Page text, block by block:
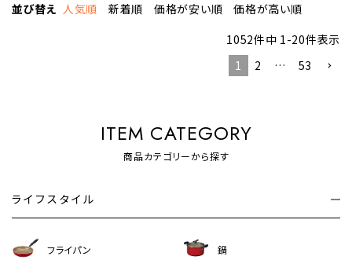
並び替え 人気順 新着順 価格が安い順
価格が高い順
1052件中 1-20件表示
1
2 … 53
ITEM CATEGORY
商品カテゴリーから探す
ライフスタイル
フライパン 鍋